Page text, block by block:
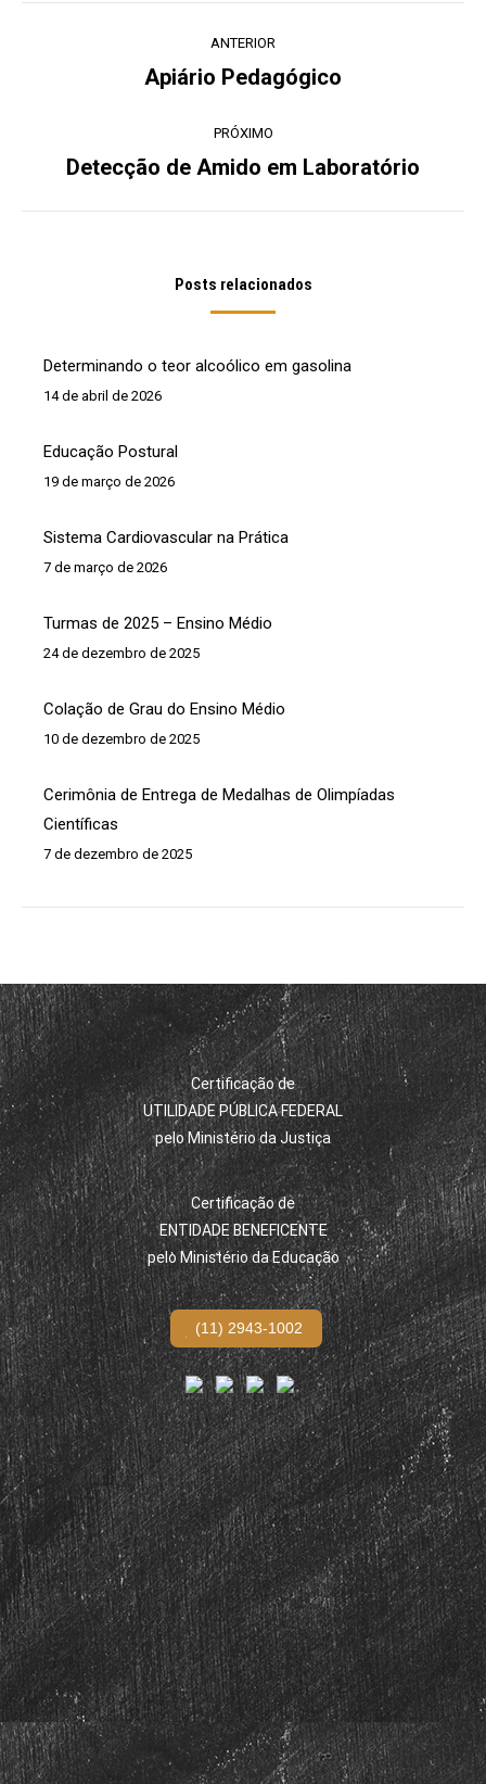
ANTERIOR
Post
Apiário Pedagógico
PRÓXIMO
Próximo
Detecção de Amido em Laboratório
Posts relacionados
Determinando o teor alcoólico em gasolina
14 de abril de 2026
Educação Postural
19 de março de 2026
Sistema Cardiovascular na Prática
7 de março de 2026
Turmas de 2025 – Ensino Médio
24 de dezembro de 2025
Colação de Grau do Ensino Médio
10 de dezembro de 2025
Cerimônia de Entrega de Medalhas de Olimpíadas
Científicas
7 de dezembro de 2025
Certificação de
UTILIDADE PÚBLICA FEDERAL
pelo Ministério da Justiça
Certificação de
ENTIDADE BENEFICENTE
pelo Ministério da Educação
(11) 2943-1002